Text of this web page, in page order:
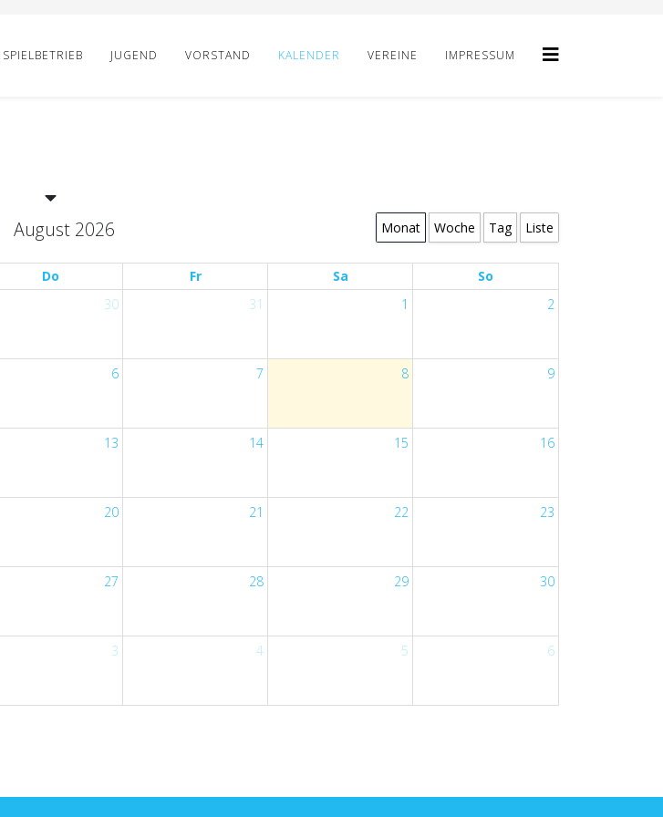
SPIELBETRIEB JUGEND VORSTAND KALENDER VEREINE IMPRESSUM
August 2026 Monat Woche Tag Liste
Do Fr Sa
So
30 31 1 2
6 7 8 9
13 14 15 16
20 21 22 23
27 28 29 30
3 4 5 6